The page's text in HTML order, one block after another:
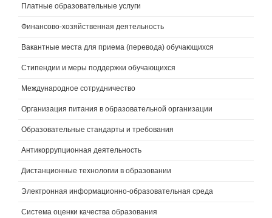
Платные образовательные услуги
Финансово-хозяйственная деятельность
Вакантные места для приема (перевода) обучающихся
Стипендии и меры поддержки обучающихся
Международное сотрудничество
Организация питания в образовательной организации
Образовательные стандарты и требования
Антикоррупционная деятельность
Дистанционные технологии в образовании
Электронная информационно-образовательная среда
Система оценки качества образования